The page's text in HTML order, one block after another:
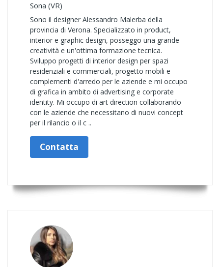
Sona (VR)
Sono il designer Alessandro Malerba della
provincia di Verona. Specializzato in product,
interior e graphic design, posseggo una grande
creatività e un'ottima formazione tecnica.
Sviluppo progetti di interior design per spazi
residenziali e commerciali, progetto mobili e
complementi d'arredo per le aziende e mi occupo
di grafica in ambito di advertising e corporate
identity. Mi occupo di art direction collaborando
con le aziende che necessitano di nuovi concept
per il rilancio o il c ..
Contatta